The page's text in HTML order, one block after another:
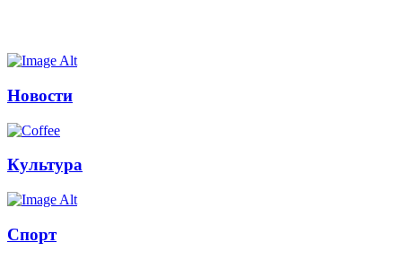
Новости
Культура
Спорт